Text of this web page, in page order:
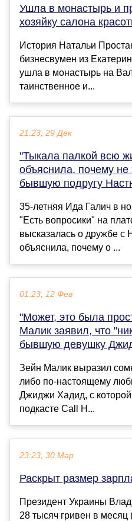
Ушла в монастырь и
хозяйку салона
История Натальи
бизнесвумен из
ушла в монастырь на
таинственное и...
21:23, 29 Дек
"Тыкала палкой всю
объяснила, почему не
бывшую подругу
35-летняя Ида Галич в
"Есть вопросики" на
высказалась о дружбе с
объяснила, почему о ...
01:23, 12 Фев
"Может, это была
Малик заявил, что
бывшую девушку
Зейн Малик выразил
либо по-настоящему
Джиджи Хадид, с
подкасте Call H...
23:23, 30 Мар
Раскрыт размер
Президент Украины
28 тысяч гривен в месяц